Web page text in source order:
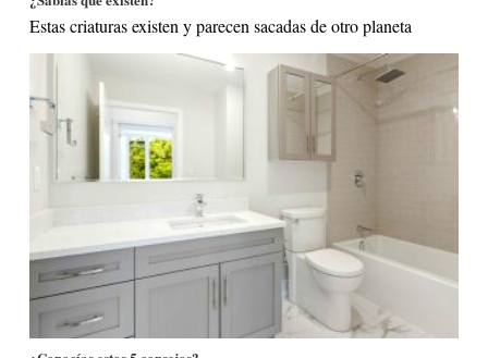
Estas criaturas existen y parecen sacadas de otro planeta